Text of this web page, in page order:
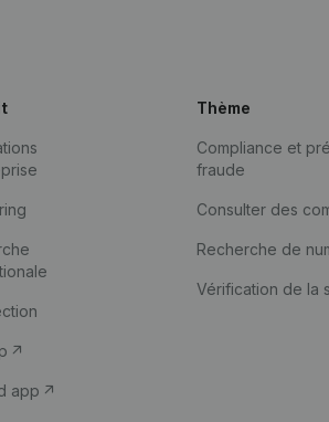
app
Thème
Compliance et
fraude
Consulter des
Recherche de
Vérification de la